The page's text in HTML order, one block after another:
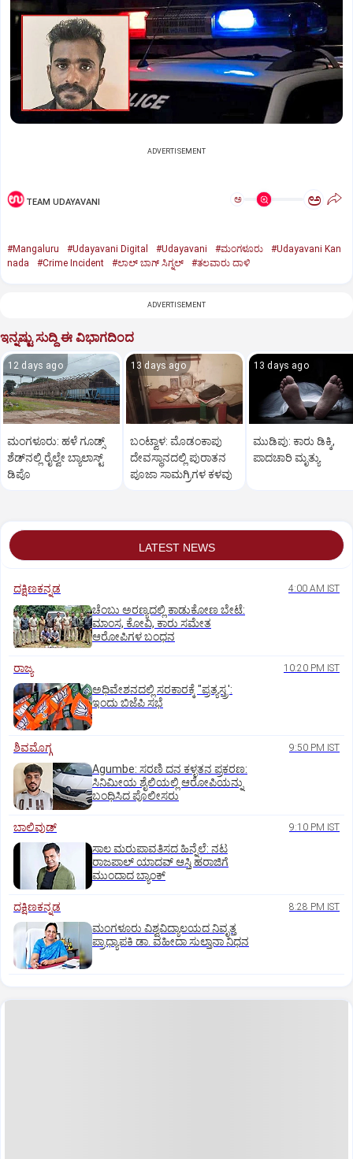
ADVERTISEMENT
TEAM UDAYAVANI ಅ ಅ
#Mangaluru #Udayavani Digital #Udayavani #ಮಂಗಳೂರು
#Udayavani Kan
nada
#Crime Incident #ಲಾಲ್‌ ಬಾಗ್‌ ಸಿಗ್ನಲ್‌ #ತಲವಾರು ದಾಳಿ
ADVERTISEMENT
ಇನ್ನಷ್ಟು ಸುದ್ದಿ ಈ ವಿಭಾಗದಿಂದ
12 days ago
ಮಂಗಳೂರು: ಹಳೆ ಗೂಡ್ಸ್‌
ಶೆಡ್‌ನ‌ಲ್ಲಿ ರೈಲ್ವೇ ಬ್ಯಾಲಾಸ್ಟ್‌
ಡಿಪೊ
13 days ago
ಬಂಟ್ವಾಳ: ಮೊಡಂಕಾಪು
ದೇವಸ್ಥಾನದಲ್ಲಿ ಪುರಾತನ
ಪೂಜಾ ಸಾಮಗ್ರಿಗಳ ಕಳವು
13 days ago
ಮುಡಿಪು: ಕಾರು ಡಿಕ್ಕಿ,
ಪಾದಚಾರಿ ಮೃತ್ಯು
LATEST NEWS
ದಕ್ಷಿಣಕನ್ನಡ 4:00 AM IST
ಚೆಂಬು ಅರಣ್ಯದಲ್ಲಿ ಕಾಡುಕೋಣ ಬೇಟೆ:
ಮಾಂಸ, ಕೋವಿ, ಕಾರು ಸಮೇತ
ಆರೋಪಿಗಳ ಬಂಧನ
ರಾಜ್ಯ 10:20 PM IST
ಅಧಿವೇಶನದಲ್ಲಿ ಸರಕಾರಕ್ಕೆ "ಪ್ರತ್ಯಸ್ತ್ರ':
ಇಂದು ಬಿಜೆಪಿ ಸಭೆ
ಶಿವಮೊಗ್ಗ 9:50 PM IST
Agumbe: ಸರಣಿ ದನ ಕಳ್ಳತನ ಪ್ರಕರಣ:
ಸಿನಿಮೀಯ ಶೈಲಿಯಲ್ಲಿ ಆರೋಪಿಯನ್ನು
ಬಂಧಿಸಿದ ಪೊಲೀಸರು
ಬಾಲಿವುಡ್‌ 9:10 PM IST
ಸಾಲ ಮರುಪಾವತಿಸದ ಹಿನ್ನೆಲೆ: ನಟ
ರಾಜಪಾಲ್ ಯಾದವ್‌ ಆಸ್ತಿ ಹರಾಜಿಗೆ
ಮುಂದಾದ ಬ್ಯಾಂಕ್
ದಕ್ಷಿಣಕನ್ನಡ 8:28 PM IST
ಮಂಗಳೂರು ವಿಶ್ವವಿದ್ಯಾಲಯದ ನಿವೃತ್ತ
ಪ್ರಾಧ್ಯಾಪಕಿ ಡಾ. ವಹೀದಾ ಸುಲ್ತಾನಾ ನಿಧನ